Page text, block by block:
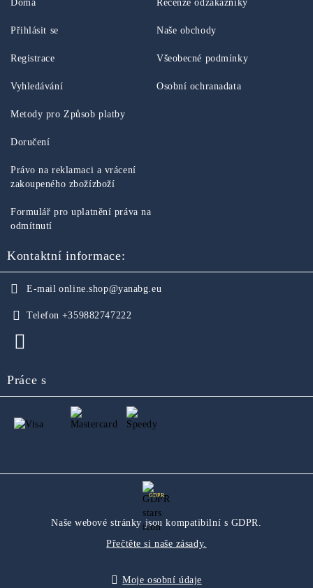
Doma
Přihlásit se
Registrace
Vyhledávání
Recenze odzákazníky
Naše obchody
Všeobecné podmínky
Osobní ochranadata
Metody pro Způsob platby
Doručení
Právo na reklamaci a vrácení
zakoupeného zbožízboží
Formulář pro uplatnění práva na
odmítnutí
Kontaktní informace:
E-mail online.shop@yanabg.eu
Telefon +359882747222
Práce s
GDPR
Naše webové stránky jsou kompatibilní s GDPR.
Přečtěte si naše zásady.
Moje osobní údaje